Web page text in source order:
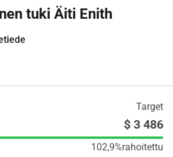
tuki Äiti Enith
Target
$ 3 486
102,9%rahoitettu